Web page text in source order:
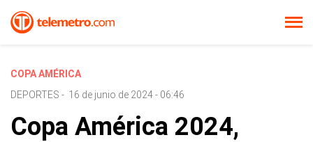
COPA AMÉRICA
DEPORTES - 16 de junio de 2024 - 06:46
Copa América 2024,